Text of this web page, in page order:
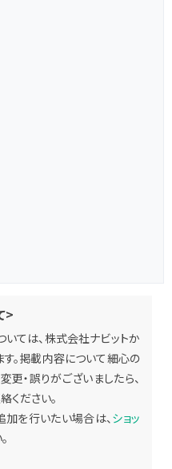
>
いては、株式会社ナビットか
。掲載内容について細心の
更・誤りがございましたら、
ください。
加を行いたい場合は、ショッ